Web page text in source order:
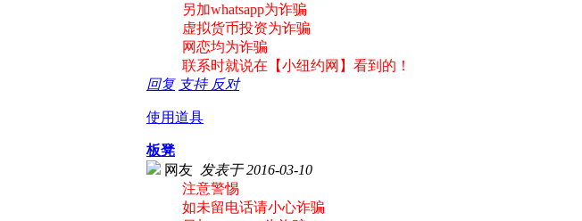
另加whatsapp为诈骗
虚拟货币投资为诈骗
网恋均为诈骗
联系时就说在【小纽约网】看到的！
回复 支持 反对
使用道具
板凳
网友 发表于 2016-03-10
注意警惕
如未留电话请小心诈骗